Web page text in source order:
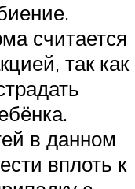
считается
так как
в данном
вплоть к